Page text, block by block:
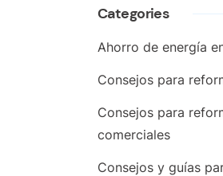
Categories
Ahorro de energía
Consejos para
Consejos para
comerciales
Consejos y guías